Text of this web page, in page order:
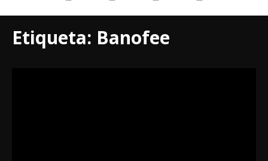
Etiqueta: Banofee